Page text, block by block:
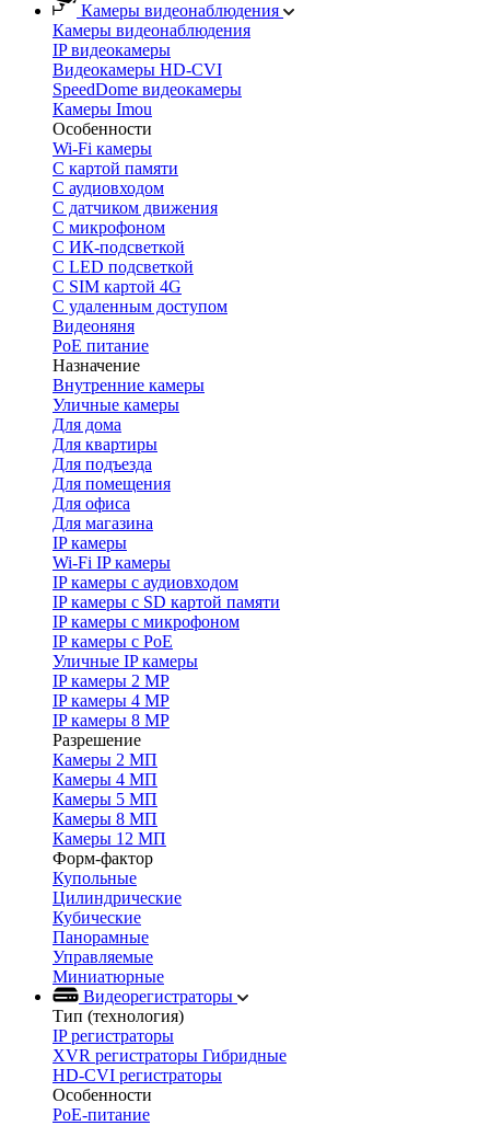
Камеры видеонаблюдения
Камеры видеонаблюдения
IP видеокамеры
Видеокамеры HD-CVI
SpeedDome видеокамеры
Камеры Imou
Особенности
Wi-Fi камеры
С картой памяти
С аудиовходом
С датчиком движения
С микрофоном
С ИК-подсветкой
С LED подсветкой
C SIM картой 4G
C удаленным доступом
Видеоняня
PoE питание
Назначение
Внутренние камеры
Уличные камеры
Для дома
Для квартиры
Для подъезда
Для помещения
Для офиса
Для магазина
IP камеры
Wi-Fi IP камеры
IP камеры с аудиовходом
IP камеры с SD картой памяти
IP камеры с микрофоном
IP камеры с PoE
Уличные IP камеры
IP камеры 2 MP
IP камеры 4 MP
IP камеры 8 MP
Разрешение
Камеры 2 МП
Камеры 4 МП
Камеры 5 МП
Камеры 8 МП
Камеры 12 МП
Форм-фактор
Купольные
Цилиндрические
Кубические
Панорамные
Управляемые
Миниатюрные
Видеорегистраторы
Тип (технология)
IP регистраторы
XVR регистраторы Гибридные
HD-CVI регистраторы
Особенности
PoE-питание